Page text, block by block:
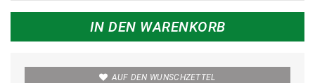
IN DEN WARENKORB
AUF DEN WUNSCHZETTEL